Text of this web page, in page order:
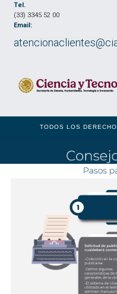
Tel.
(33) 3345 52 00
Email:
TODOS LOS